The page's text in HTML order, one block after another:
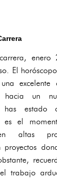
El
excelente
hacia un
has estado
es el
altas
proyectos
trabajo